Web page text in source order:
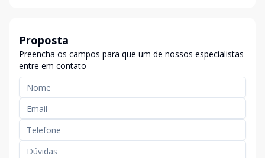
Proposta
Preencha os campos para que um de nossos especialistas
entre em contato